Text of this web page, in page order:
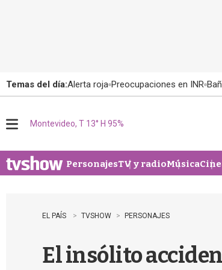
Temas del día:Alerta roja Preocupaciones en INR
u
Montevideo, T 13° H 95%
PersonajesTV y radioMúsicaCine
EL PAÍS TVSHOW PERSONAJES
El insólito